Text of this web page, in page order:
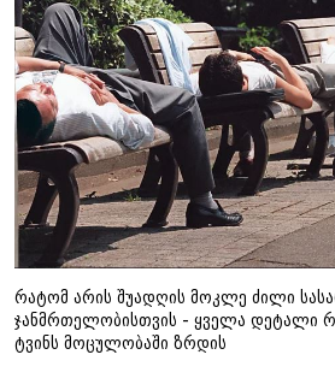
რატომ არის შუადღის მოკლე ძილი
ჯანმრთელობისთვის - ყველა დეტალი
ტვინს მოცულობაში ზრდის